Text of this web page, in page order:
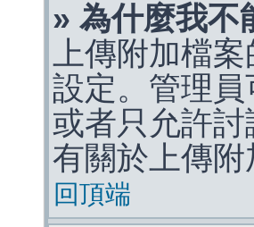
» 為什麼我不
上傳附加檔
設定。管理
或者只允許
有關於上傳
回頂端